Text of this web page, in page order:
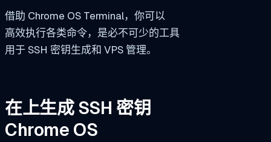
借助 Chrome OS Terminal，你可以
高效执行各类命令，是必不可少的工具
用于 SSH 密钥生成和 VPS 管理。
在上生成 SSH 密钥
Chrome OS